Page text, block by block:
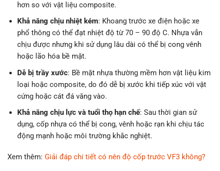
hơn so với vật liệu composite.
Khả năng chịu nhiệt kém: Khoang trước xe điện hoặc xe
phổ thông có thể đạt nhiệt độ từ 70 – 90 độ C. Nhựa vẫn
chịu được nhưng khi sử dụng lâu dài có thể bị cong vênh
hoặc lão hóa bề mặt.
Dễ bị trầy xước: Bề mặt nhựa thường mềm hơn vật liệu kim
loại hoặc composite, do đó dễ bị xước khi tiếp xúc với vật
cứng hoặc cát đá văng vào.
Khả năng chịu lực và tuổi thọ hạn chế: Sau thời gian sử
dụng, cốp nhựa có thể bị cong, vênh hoặc rạn khi chịu tác
động mạnh hoặc môi trường khắc nghiệt.
Xem thêm: Giải đáp chi tiết có nên độ cốp trước VF3 không?